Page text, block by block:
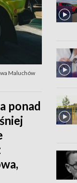
Maluchów
ponad